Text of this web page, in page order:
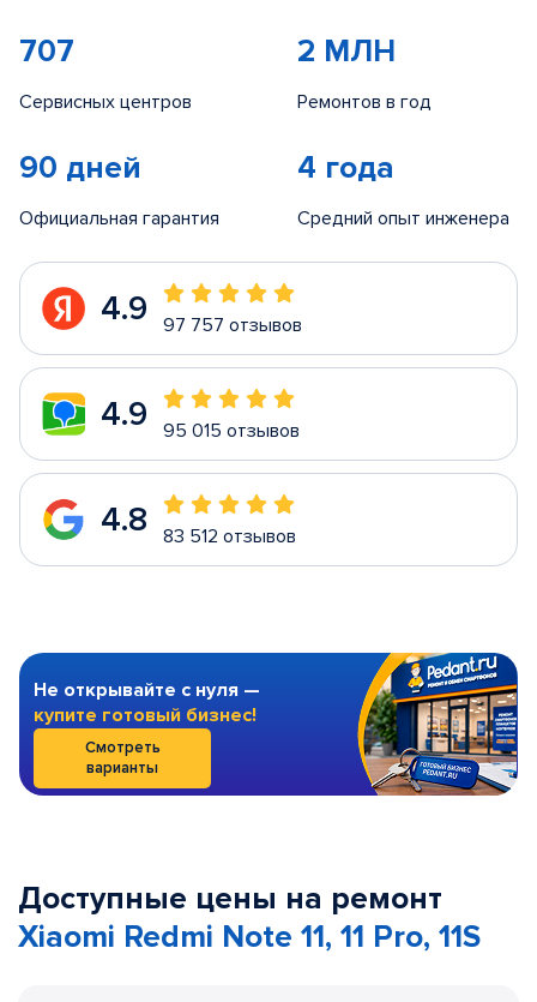
707
Сервисных центров
2 МЛН
Ремонтов в год
90 дней
Официальная гарантия
4 года
Средний опыт инженера
4.9 97 757 отзывов
4.9 95 015 отзывов
4.8 83 512 отзывов
Не открывайте с нуля —
купите готовый бизнес!
Смотреть
варианты
Доступные цены на ремонт
Xiaomi Redmi Note 11, 11 Pro, 11S